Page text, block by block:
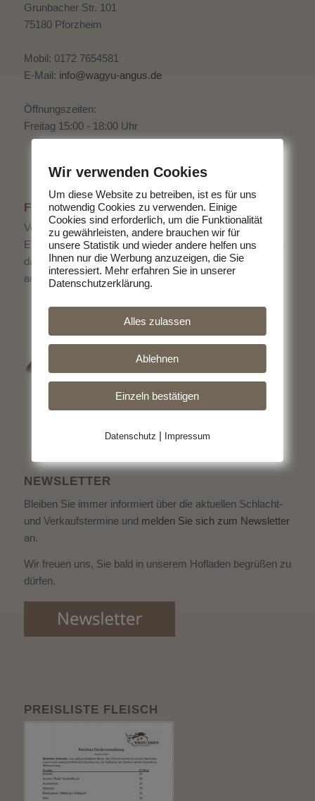
Grunbacher Str. 101
75180 Pforzheim
Mobil: 0172 7654581
E-Mail: info@wagyu-angus.de
Öffnungszeiten:
Freitag 15:00 - 18:00 Uhr
FLYER ALS DOWNLOAD
Von uns bekommen Sie köstliches Fleisch direkt vom
Erzeuger. Ohne schlechtes Gewissen Fleisch zu essen -
das geht. Entscheiden Sie sich für hochwertige Produkte
aus der Region.
NEWSLETTER
Bleiben Sie immer informiert über die aktuellen Schlacht-
und Verkaufstermine und melden Sie sich zum Newsletter
an.
Wir freuen uns, Sie bald in unserem Hofladen begrüßen zu
dürfen.
PREISLISTE FLEISCH
Wir verwenden Cookies
Um diese Website zu betreiben, ist es für uns
notwendig Cookies zu verwenden. Einige
Cookies sind erforderlich, um die Funktionalität
zu gewährleisten, andere brauchen wir für
unsere Statistik und wieder andere helfen uns
Ihnen nur die Werbung anzuzeigen, die Sie
interessiert. Mehr erfahren Sie in unserer
Datenschutzerklärung.
Alles zulassen
Ablehnen
Einzeln bestätigen
Datenschutz | Impressum